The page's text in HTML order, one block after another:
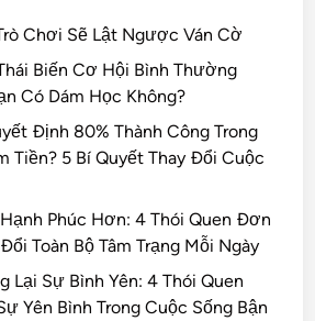
Chơi Sẽ Lật Ngược Ván Cờ
Biến Cơ Hội Bình Thường
Có Dám Học Không?
Định 80% Thành Công Trong
Tiền? 5 Bí Quyết Thay Đổi Cuộc
Phúc Hơn: 4 Thói Quen Đơn
Toàn Bộ Tâm Trạng Mỗi Ngày
Lại Sự Bình Yên: 4 Thói Quen
Yên Bình Trong Cuộc Sống Bận